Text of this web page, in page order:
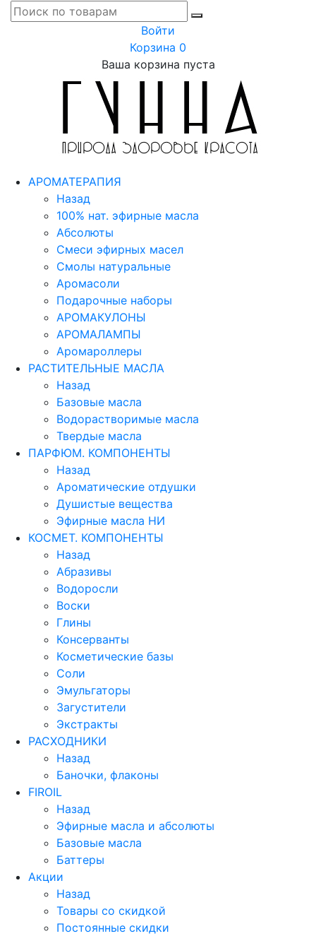
Войти
Корзина 0
Ваша корзина пуста
АРОМАТЕРАПИЯ
Назад
100% нат. эфирные масла
Абсолюты
Смеси эфирных масел
Смолы натуральные
Аромасоли
Подарочные наборы
АРОМАКУЛОНЫ
АРОМАЛАМПЫ
Аромароллеры
РАСТИТЕЛЬНЫЕ МАСЛА
Назад
Базовые масла
Водорастворимые масла
Твердые масла
ПАРФЮМ. КОМПОНЕНТЫ
Назад
Ароматические отдушки
Душистые вещества
Эфирные масла НИ
КОСМЕТ. КОМПОНЕНТЫ
Назад
Абразивы
Водоросли
Воски
Глины
Консерванты
Косметические базы
Соли
Эмульгаторы
Загустители
Экстракты
РАСХОДНИКИ
Назад
Баночки, флаконы
FIROIL
Назад
Эфирные масла и абсолюты
Базовые масла
Баттеры
Акции
Назад
Товары со скидкой
Постоянные скидки